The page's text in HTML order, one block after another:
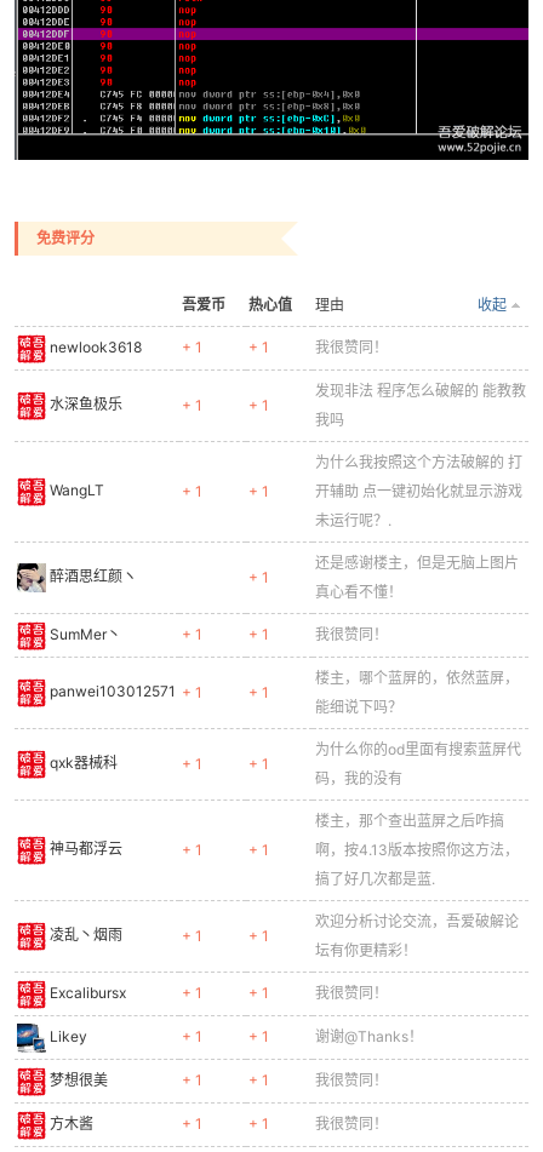
免费评分
吾爱币 热心值 收起
理由
newlook3618 + 1 + 1 我很赞同！
水深鱼极乐 + 1 + 1
发现非法 程序怎么破解的 能教教
我吗
WangLT + 1 + 1
为什么我按照这个方法破解的 打
开辅助 点一键初始化就显示游戏
未运行呢？.
醉酒思红颜ヽ + 1
还是感谢楼主，但是无脑上图片
真心看不懂！
SumMer丶 + 1 + 1 我很赞同！
panwei103012571 + 1 + 1
楼主，哪个蓝屏的，依然蓝屏，
能细说下吗？
qxk器械科 + 1 + 1
为什么你的od里面有搜索蓝屏代
码，我的没有
神马都浮云 + 1 + 1
楼主，那个查出蓝屏之后咋搞
啊，按4.13版本按照你这方法，
搞了好几次都是蓝.
凌乱丶烟雨 + 1 + 1
欢迎分析讨论交流，吾爱破解论
坛有你更精彩！
Excalibursx + 1 + 1 我很赞同！
Likey + 1 + 1 谢谢@Thanks！
梦想很美 + 1 + 1 我很赞同！
方木酱 + 1 + 1 我很赞同！